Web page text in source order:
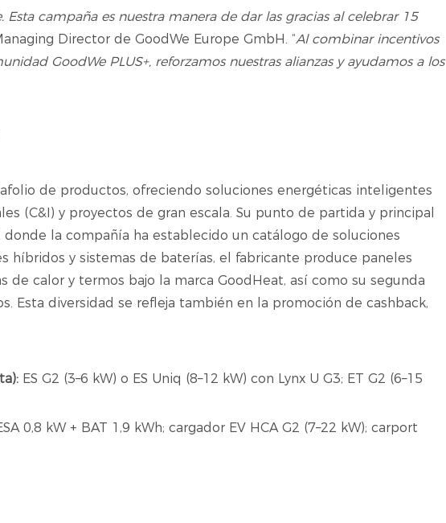
campaña es nuestra manera de dar las gracias al celebrar 15
Director de GoodWe Europe GmbH. “Al combinar incentivos
GoodWe PLUS+, reforzamos nuestras alianzas y ayudamos a los
de productos, ofreciendo soluciones energéticas inteligentes
(C&I) y proyectos de gran escala. Su punto de partida y principal
la compañía ha establecido un catálogo de soluciones
híbridos y sistemas de baterías, el fabricante produce paneles
de calor y termos bajo la marca GoodHeat, así como su segunda
Esta diversidad se refleja también en la promoción de cashback,
ES G2 (3–6 kW) o ES Uniq (8–12 kW) con Lynx U G3; ET G2 (6–15
0,8 kW + BAT 1,9 kWh; cargador EV HCA G2 (7–22 kW); carport